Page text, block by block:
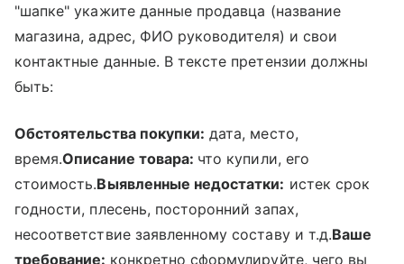
"шапке" укажите данные продавца (название
магазина, адрес, ФИО руководителя) и свои
контактные данные. В тексте претензии должны
быть:
Обстоятельства покупки: дата, место,
время.Описание товара: что купили, его
стоимость.Выявленные недостатки: истек срок
годности, плесень, посторонний запах,
несоответствие заявленному составу и т.д.Ваше
требование: конкретно сформулируйте, чего вы